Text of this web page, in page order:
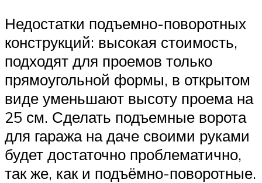
Недостатки подъемно-поворотных
конструкций: высокая стоимость,
подходят для проемов только
прямоугольной формы, в открытом
виде уменьшают высоту проема на
25 см. Сделать подъемные ворота
для гаража на даче своими руками
будет достаточно проблематично,
так же, как и подъёмно-поворотные.